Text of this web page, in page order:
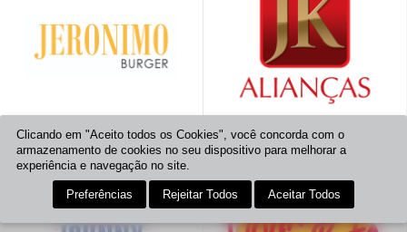
HORÁRIOS COMO CHEGAR
Clicando em "Aceito todos os Cookies", você concorda com o
armazenamento de cookies no seu dispositivo para melhorar a
experiência e navegação no site.
Preferências Rejeitar Todos Aceitar Todos